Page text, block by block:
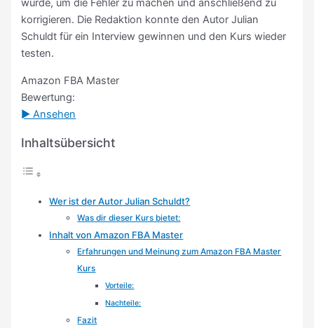
würde, um die Fehler zu machen und anschließend zu
korrigieren. Die Redaktion konnte den Autor Julian
Schuldt für ein Interview gewinnen und den Kurs wieder
testen.
Amazon FBA Master
Bewertung:
► Ansehen
Inhaltsübersicht
Wer ist der Autor Julian Schuldt?
Was dir dieser Kurs bietet:
Inhalt von Amazon FBA Master
Erfahrungen und Meinung zum Amazon FBA Master
Kurs
Vorteile:
Nachteile:
Fazit